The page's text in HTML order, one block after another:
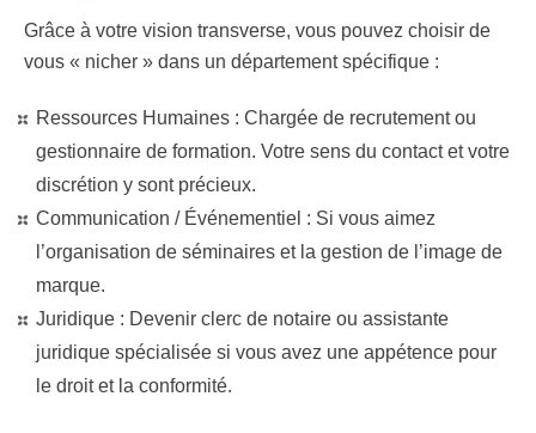
Grâce à votre vision transverse, vous pouvez choisir de
vous « nicher » dans un département spécifique :
Ressources Humaines : Chargée de recrutement ou
gestionnaire de formation. Votre sens du contact et votre
discrétion y sont précieux.
Communication / Événementiel : Si vous aimez
l’organisation de séminaires et la gestion de l’image de
marque.
Juridique : Devenir clerc de notaire ou assistante
juridique spécialisée si vous avez une appétence pour
le droit et la conformité.